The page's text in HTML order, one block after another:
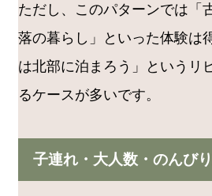
ただし、このパターンでは「
落の暮らし」といった体験は
は北部に泊まろう」というリ
るケースが多いです。
子連れ・大人数・のんび